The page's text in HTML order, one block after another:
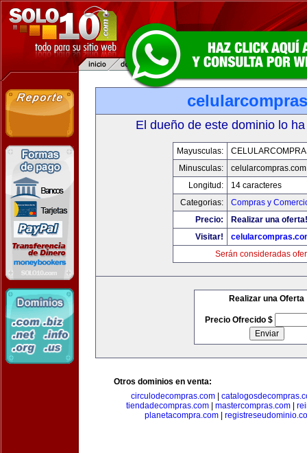
El dueño de este dominio lo
Mayusculas:
Minusculas:
celularcompras.com
Longitud:
14 caracteres
Categorias:
Compras y
Precio:
Realizar una oferta!
Visitar!
Serán consideradas
Realizar una Oferta
Precio Ofrecido $
Otros dominios en venta:
circulodecompras.com|
tiendadecompras.com| mastercompras.com|
planetacompra.com|